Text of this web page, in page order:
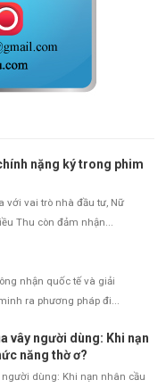
nặng ký trong phim
với vai trò nhà đầu tư, Nữ
Thu còn đảm nhận...
nhận quốc tế và giải
ra phương pháp đi...
vây người dùng: Khi nạn
năng thờ ơ?
dùng: Khi nạn nhân cầu